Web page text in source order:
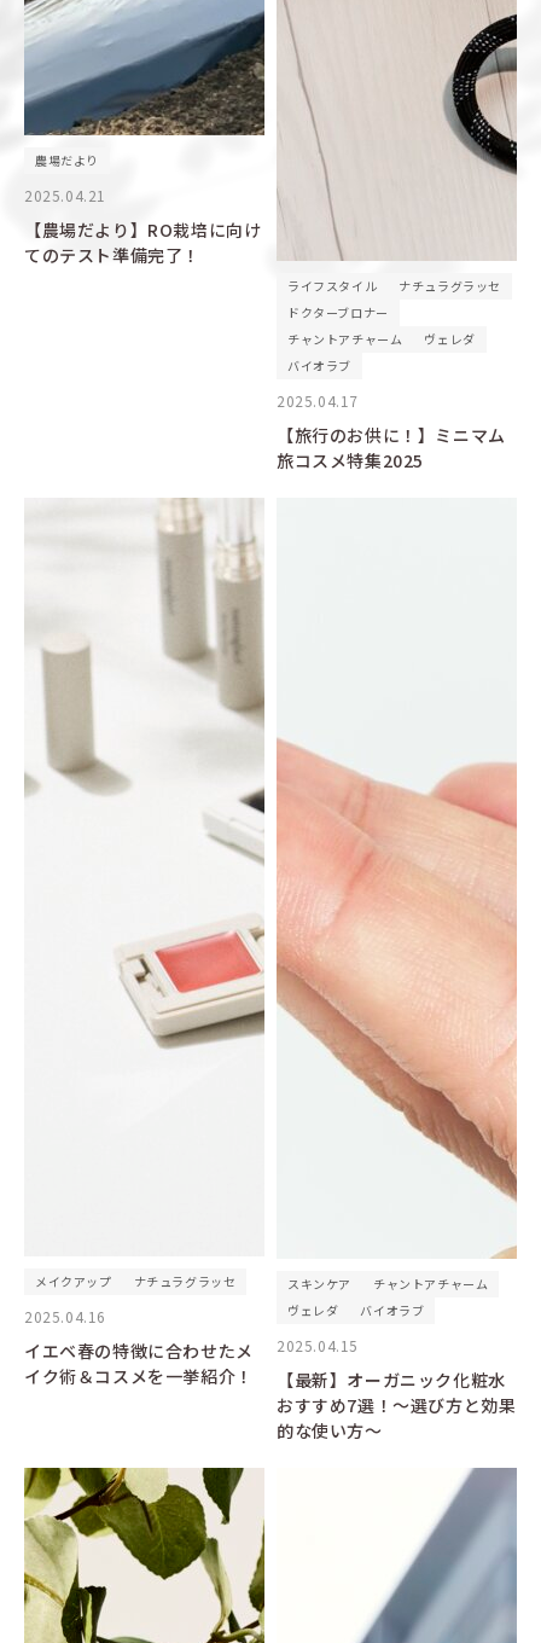
農場だより
2025.04.21
【農場だより】RO栽培に向け
てのテスト準備完了！
ライフスタイル
ナチュラグラッセ
ドクターブロナー
チャントアチャーム
ヴェレダ
バイオラブ
2025.04.17
【旅行のお供に！】ミニマム
旅コスメ特集2025
メイクアップ ナチュラグラッセ
2025.04.16
イエベ春の特徴に合わせたメ
イク術＆コスメを一挙紹介！
スキンケア
チャントアチャーム
ヴェレダ
バイオラブ
2025.04.15
【最新】オーガニック化粧水
おすすめ7選！～選び方と効果
的な使い方～